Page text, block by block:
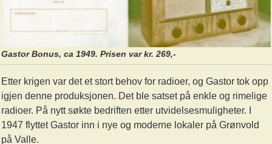
Gastor Bonus, ca 1949. Prisen var kr. 269,-
Etter krigen var det et stort behov for radioer, og Gastor tok opp
igjen denne produksjonen. Det ble satset på enkle og rimelige
radioer. På nytt søkte bedriften etter utvidelsesmuligheter. I
1947 flyttet Gastor inn i nye og moderne lokaler på Grønvold
på Valle.